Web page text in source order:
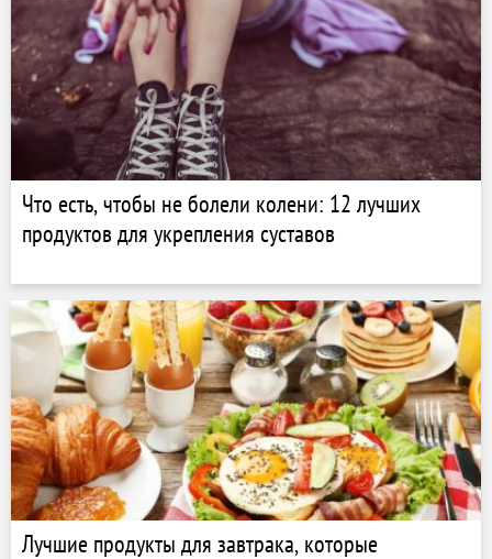
Что есть, чтобы не болели колени: 12 лучших
продуктов для укрепления суставов
Лучшие продукты для завтрака, которые